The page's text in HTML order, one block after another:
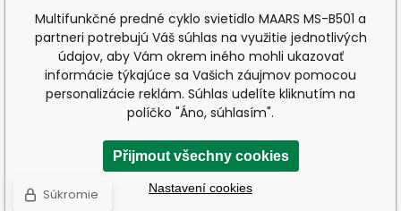
Multifunkčné predné cyklo svietidlo MAARS MS-B501 a
partneri potrebujú Váš súhlas na využitie jednotlivých
údajov, aby Vám okrem iného mohli ukazovať
informácie týkajúce sa Vašich záujmov pomocou
personalizácie reklám. Súhlas udelíte kliknutím na
políčko "Áno, súhlasím".
Přijmout všechny cookies
Nastavení cookies
Súkromie